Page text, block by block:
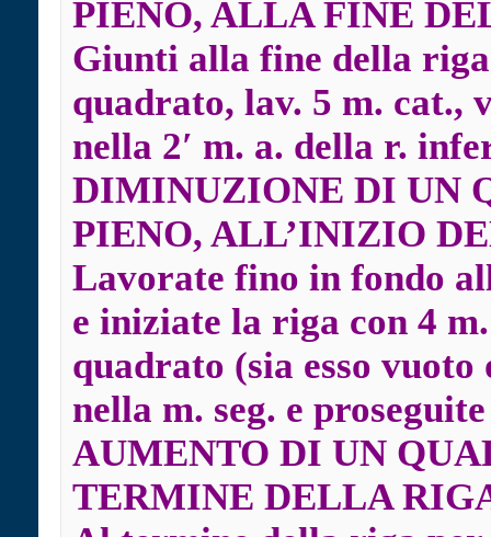
PIENO, ALLA FINE
Giunti alla fine della
quadrato, lav. 5 m. cat.,
nella 2′ m. a. della r.
DIMINUZIONE DI UN
PIENO, ALL’INIZIO
Lavorate fino in fondo
e iniziate la riga con 4
quadrato (sia esso
nella m. seg. e
AUMENTO DI UN
TERMINE DELLA